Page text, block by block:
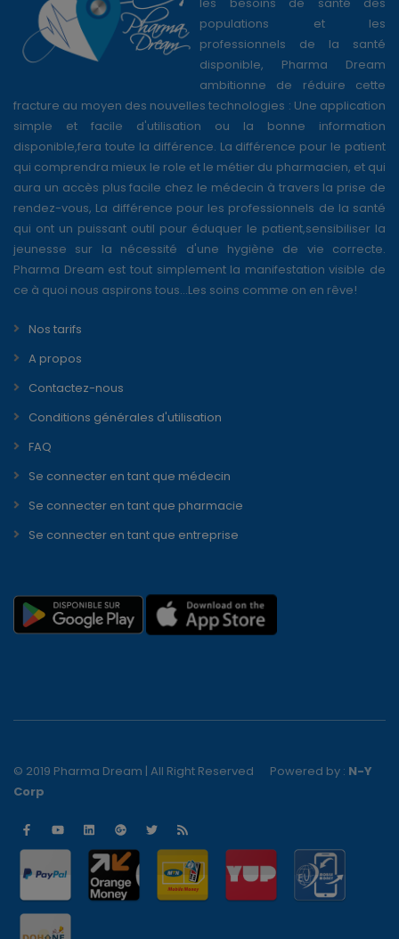
populations et les
professionnels de la santé
disponible, Pharma Dream
ambitionne de réduire cette
fracture au moyen des nouvelles technologies : Une application
simple et facile d'utilisation ou la bonne information
disponible,fera toute la différence. La différence pour le patient
qui comprendra mieux le role et le métier du pharmacien, et qui
aura un accès plus facile chez le médecin à travers la prise de
rendez-vous, La différence pour les professionnels de la santé
qui ont un puissant outil pour éduquer le patient,sensibiliser la
jeunesse sur la nécessité d'une hygiène de vie correcte.
Pharma Dream est tout simplement la manifestation visible de
ce à quoi nous aspirons tous...Les soins comme on en rêve!
Nos tarifs
A propos
Contactez-nous
Conditions générales d'utilisation
FAQ
Se connecter en tant que médecin
Se connecter en tant que pharmacie
Se connecter en tant que entreprise
© 2019 Pharma Dream | All Right Reserved Powered by : N-Y
Corp